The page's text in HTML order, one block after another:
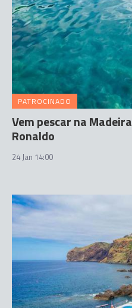
PATROCINADO
Vem pescar na
Ronaldo
24 Jan 14:00